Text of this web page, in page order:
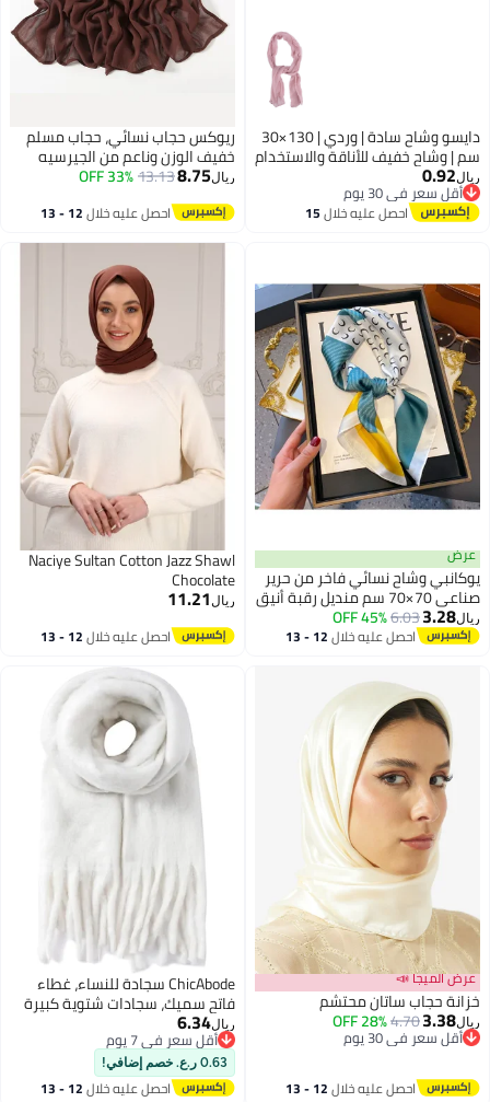
دايسو وشاح سادة | وردي | 130×30
سم | وشاح خفيف للأناقة والاستخدام
اليومي
ريال0.92
أقل سعر في 30 يوم
أقل سعر في 30 يوماحصل عليه خلال15
ريوكس حجاب نسائي، حجاب مسلم
خفيف الوزن وناعم من الجيرسيه
للسيدات المسلمات، حجاب طويل
شالات حجاب إسلامية، بني قهوة
ريال8.75
13.13
33% OFF
احصل عليه خلال 12 - 13
عرض
يوكانبي وشاح نسائي فاخر من حرير
صناعي 70×70 سم منديل رقبة أنيق
مناسب للعمل نقش كلاسيكي بطابع
عتيق
ريال3.28
6.03
45% OFF
احصل عليه خلال 12 - 13
Naciye Sultan Cotton Jazz Shawl
Chocolate
ريال11.21
احصل عليه خلال 12 - 13
عرض الميجا 📣
خزانة حجاب ساتان محتشم
ريال3.38
4.70
28% OFF
أقل سعر في 30 يوم
أقل سعر في 30 يوم
احصل عليه خلال 12 - 13
ChicAbode سجادة للنساء، غطاء
فاتح سميك، سجادات شتوية كبيرة
ودافئة، سجادات رقيقة وناعمة،
سجادة دافئة، سجادة سميكة ناعمة
مع زخارف خريفية وشتويّة، قلعة
للنساء، بيضاء
ريال6.34
أقل سعر في 7 يوم
أقل سعر في 7 يوم
0.63 ر.ع. خصم إضافي!
احصل عليه خلال 12 - 13